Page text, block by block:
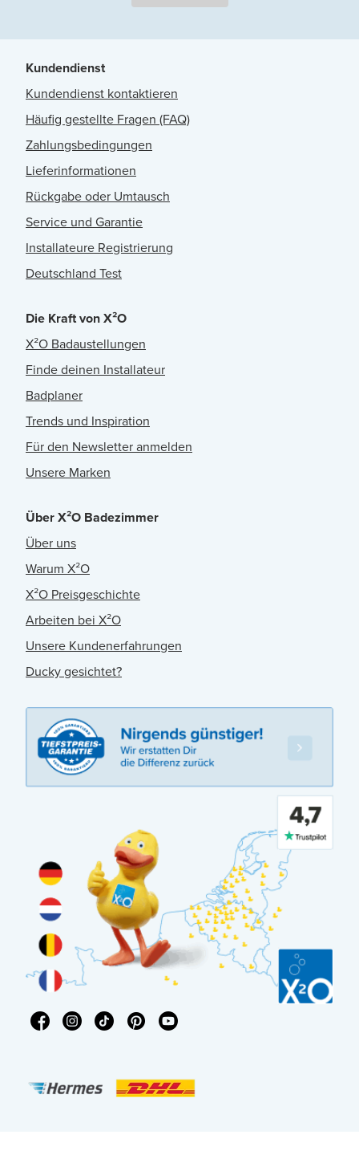
Kundendienst
Kundendienst kontaktieren
Häufig gestellte Fragen (FAQ)
Zahlungsbedingungen
Lieferinformationen
Rückgabe oder Umtausch
Service und Garantie
Installateure Registrierung
Deutschland Test
Die Kraft von X²O
X²O Badaustellungen
Finde deinen Installateur
Badplaner
Trends und Inspiration
Für den Newsletter anmelden
Unsere Marken
Über X²O Badezimmer
Über uns
Warum X²O
X²O Preisgeschichte
Arbeiten bei X²O
Unsere Kundenerfahrungen
Ducky gesichtet?